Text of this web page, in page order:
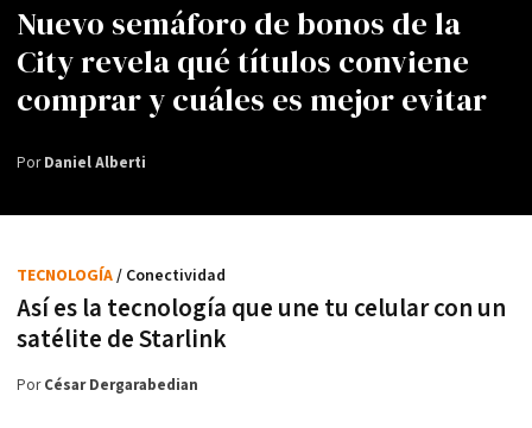
Nuevo semáforo de bonos de la
City revela qué títulos conviene
comprar y cuáles es mejor evitar
PorDaniel Alberti
Así es la tecnología que une tu celular con un
satélite de Starlink
TECNOLOGÍA/ Conectividad
PorCésar Dergarabedian